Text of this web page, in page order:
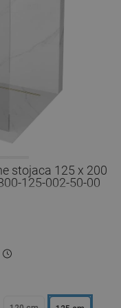
stojaca 125 x 200
125-002-50-00